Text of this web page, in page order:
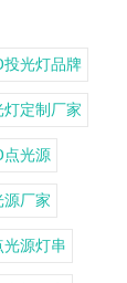
投光灯品牌
灯定制厂家
点光源
源厂家
光源灯串